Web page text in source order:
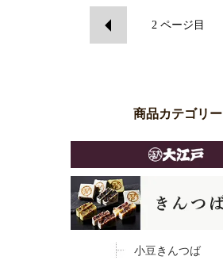
2 ページ目
商品カテゴリー
小豆きんつば